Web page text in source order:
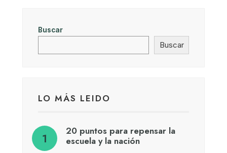
Buscar
Buscar
LO MÁS LEIDO
20 puntos para repensar la
escuela y la nación